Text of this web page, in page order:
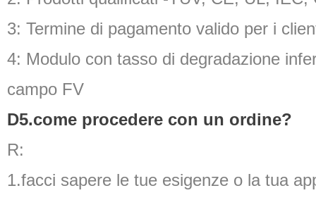
3: Termine di pagamento valido per i
4: Modulo con tasso di degradazione
campo FV
D5.come procedere con un ordine?
R:
1.facci sapere le tue esigenze o la tua